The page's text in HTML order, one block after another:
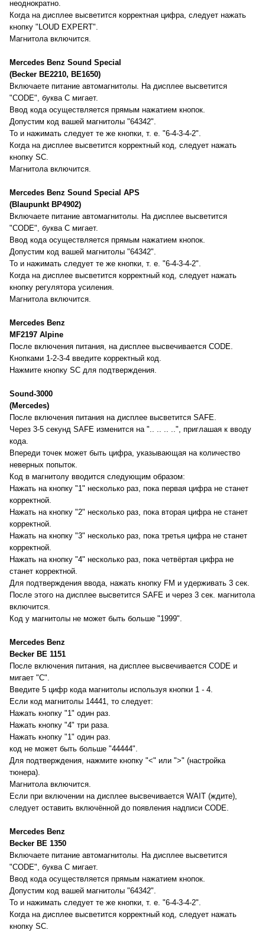
неоднократно.
Когда на дисплее высветится корректная цифра, следует нажать
кнопку "LOUD EXPERT".
Магнитола включится.
Mercedes Benz Sound Special
(Becker BE2210, BE1650)
Включаете питание автомагнитолы. На дисплее высветится
"CODE", буква C мигает.
Ввод кода осуществляется прямым нажатием кнопок.
Допустим код вашей магнитолы "64342".
То и нажимать следует те же кнопки, т. е. "6-4-3-4-2".
Когда на дисплее высветится корректный код, следует нажать
кнопку SC.
Магнитола включится.
Mercedes Benz Sound Special APS
(Blaupunkt BP4902)
Включаете питание автомагнитолы. На дисплее высветится
"CODE", буква C мигает.
Ввод кода осуществляется прямым нажатием кнопок.
Допустим код вашей магнитолы "64342".
То и нажимать следует те же кнопки, т. е. "6-4-3-4-2".
Когда на дисплее высветится корректный код, следует нажать
кнопку регулятора усиления.
Магнитола включится.
Mercedes Benz
MF2197 Alpine
После включения питания, на дисплее высвечивается CODE.
Кнопками 1-2-3-4 введите корректный код.
Нажмите кнопку SC для подтверждения.
Sound-3000
(Mercedes)
После включения питания на дисплее высветится SAFE.
Через 3-5 секунд SAFE изменится на ".. .. .. ..", приглашая к вводу
кода.
Впереди точек может быть цифра, указывающая на количество
неверных попыток.
Код в магнитолу вводится следующим образом:
Нажать на кнопку "1" несколько раз, пока первая цифра не станет
корректной.
Нажать на кнопку "2" несколько раз, пока вторая цифра не станет
корректной.
Нажать на кнопку "3" несколько раз, пока третья цифра не станет
корректной.
Нажать на кнопку "4" несколько раз, пока четвёртая цифра не
станет корректной.
Для подтверждения ввода, нажать кнопку FM и удерживать 3 сек.
После этого на дисплее высветится SAFE и через 3 сек. магнитола
включится.
Код у магнитолы не может быть больше "1999".
Mercedes Benz
Becker BE 1151
После включения питания, на дисплее высвечивается CODE и
мигает "C".
Введите 5 цифр кода магнитолы используя кнопки 1 - 4.
Если код магнитолы 14441, то следует:
Нажать кнопку "1" один раз.
Нажать кнопку "4" три раза.
Нажать кнопку "1" один раз.
код не может быть больше "44444".
Для подтверждения, нажмите кнопку "<" или ">" (настройка
тюнера).
Магнитола включится.
Если при включении на дисплее высвечивается WAIT (ждите),
следует оставить включённой до появления надписи CODE.
Mercedes Benz
Becker BE 1350
Включаете питание автомагнитолы. На дисплее высветится
"CODE", буква C мигает.
Ввод кода осуществляется прямым нажатием кнопок.
Допустим код вашей магнитолы "64342".
То и нажимать следует те же кнопки, т. е. "6-4-3-4-2".
Когда на дисплее высветится корректный код, следует нажать
кнопку SC.